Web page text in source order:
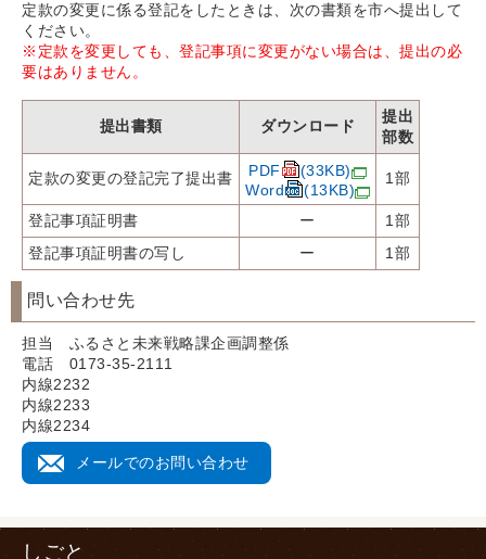
定款の変更に係る登記をしたときは、次の書類を市へ提出して
ください。
※定款を変更しても、登記事項に変更がない場合は、提出の必
要はありません。
提出書類 ダウンロード
提出
部数
定款の変更の登記完了提出書 PDF
(33KB)
Word
(13KB)
1部
登記事項証明書 ー
1部
登記事項証明書の写し
ー 1部
問い合わせ先
担当 ふるさと未来戦略課企画調整係
電話 0173-35-2111
内線2232
内線2233
内線2234
メールでのお問い合わせ
しごと